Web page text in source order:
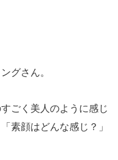
グさん。
ごく美人のように感じ
素顔はどんな感じ？」